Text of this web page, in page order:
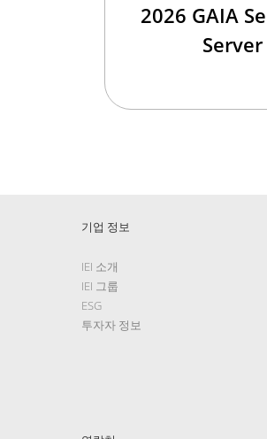
2026 GAIA
기업 정보
IEI 소개
IEI 그룹
ESG
투자자 정보